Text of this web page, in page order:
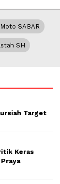
SABAR
SH
Target
Keras